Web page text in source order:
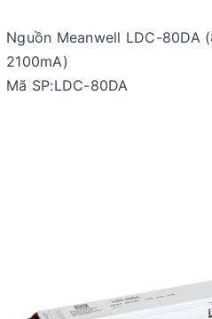
Nguồn Meanwell LDC-80DA
2100mA)
Mã SP:LDC-80DA